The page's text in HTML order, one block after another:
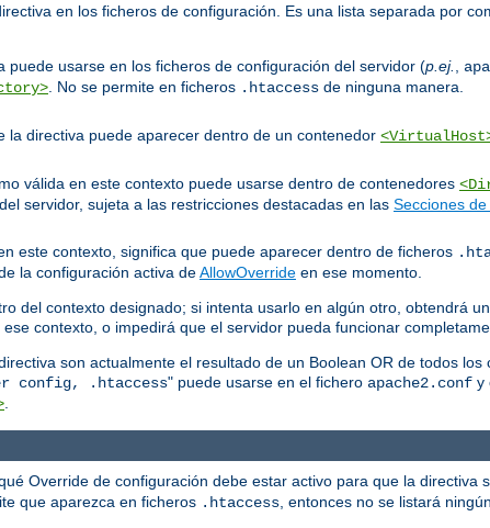
en los ficheros de configuración. Es una lista separada por
puede usarse en los ficheros de configuración del servidor (p.ej.
. No se permite en ficheros .htaccess de ninguna manera.
la directiva puede aparecer dentro de un contenedor
válida en este contexto puede usarse dentro de contenedores
servidor, sujeta a las restricciones destacadas en las Secciones
este contexto, significa que puede aparecer dentro de ficheros
la configuración activa deAllowOverride en ese momento.
del contexto designado; si intenta usarlo en algún otro, obtendrá
contexto, o impedirá que el servidor pueda funcionar
son actualmente el resultado de un Boolean OR de todos
config, .htaccess" puede usarse en el fichero apache2.conf y
Override de configuración debe estar activo para que la directiva
que aparezca en ficheros .htaccess, entonces no se listará